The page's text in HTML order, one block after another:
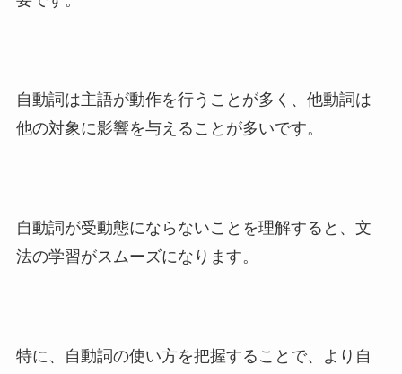
自動詞は主語が動作を行うことが多く、他動詞は
他の対象に影響を与えることが多いです。
自動詞が受動態にならないことを理解すると、文
法の学習がスムーズになります。
特に、自動詞の使い方を把握することで、より自